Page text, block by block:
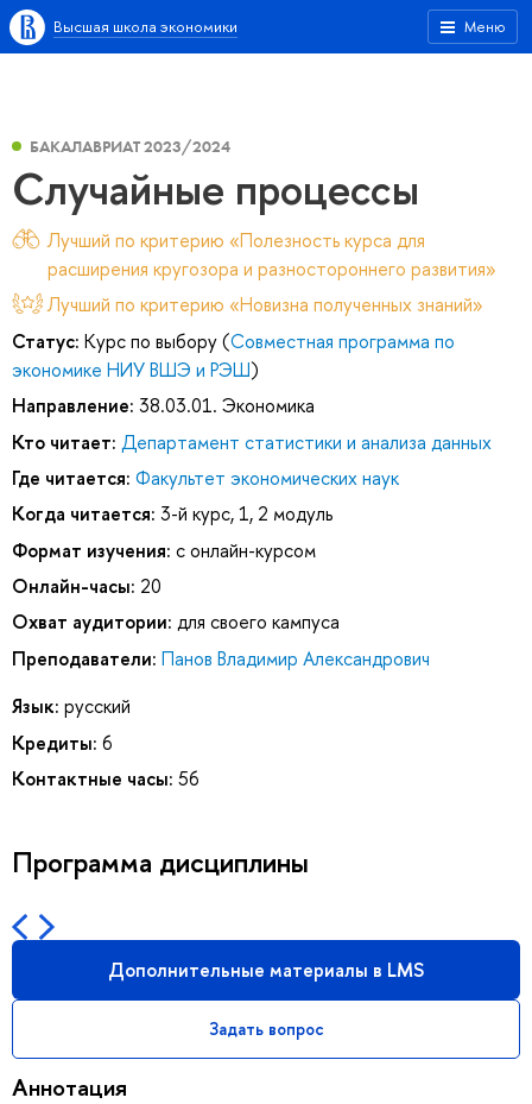
Меню
Высшая школа экономики
БАКАЛАВРИАТ 2023/2024
Случайные процессы
Лучший по критерию «Полезность курса для
расширения кругозора и разностороннего развития»
Лучший по критерию «Новизна полученных знаний»
Статус: Курс по выбору (Совместная программа по
экономике НИУ ВШЭ и РЭШ)
Направление: 38.03.01. Экономика
Кто читает: Департамент статистики и анализа данных
Где читается: Факультет экономических наук
Когда читается: 3-й курс, 1, 2 модуль
Формат изучения: с онлайн-курсом
Онлайн-часы: 20
Охват аудитории: для своего кампуса
Преподаватели: Панов Владимир Александрович
Язык: русский
Кредиты: 6
Контактные часы: 56
Программа дисциплины
Дополнительные материалы в LMS
Задать вопрос
Аннотация